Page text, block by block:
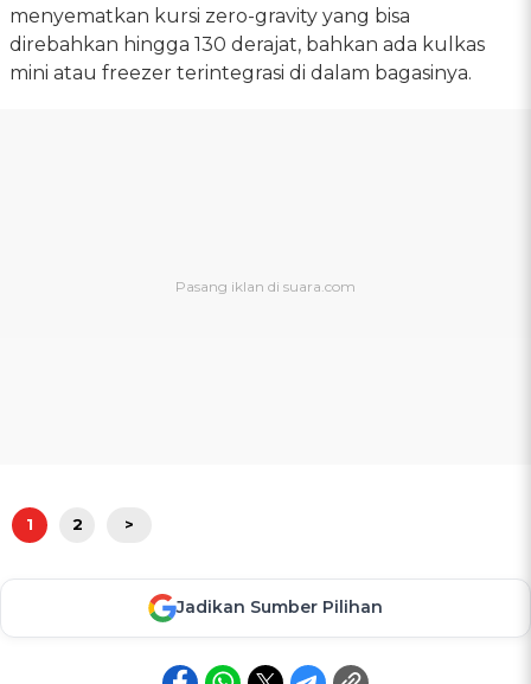
menyematkan kursi zero-gravity yang bisa
direbahkan hingga 130 derajat, bahkan ada kulkas
mini atau freezer terintegrasi di dalam bagasinya.
1 2 >
Jadikan Sumber Pilihan